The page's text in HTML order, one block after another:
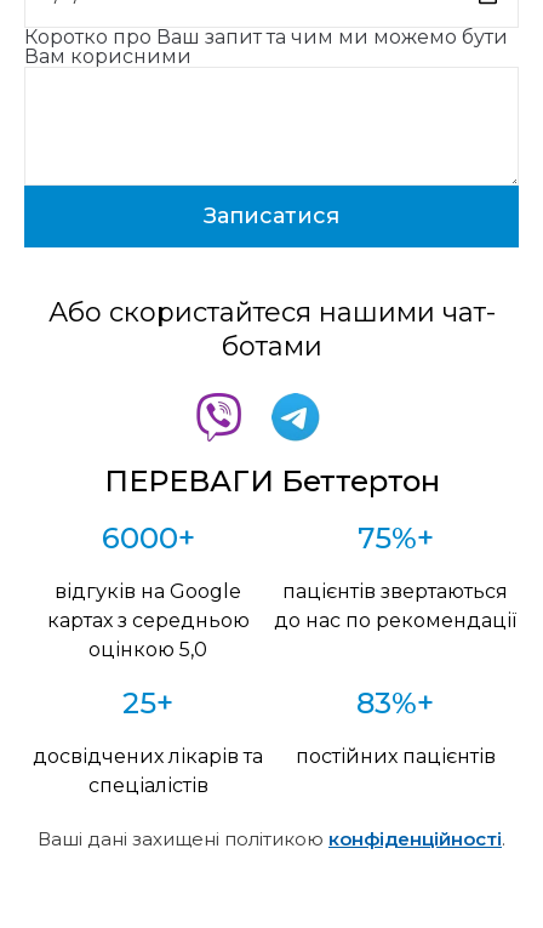
Коротко про Ваш запит та чим ми можемо бути
Вам корисними
Або скористайтеся нашими чат-
ботами
ПЕРЕВАГИ Беттертон
6000+
відгуків на Google
картах з середньою
оцінкою 5,0
75%+
пацієнтів звертаються
до нас по рекомендації
25+
досвідчених лікарів та
спеціалістів
83%+
постійних пацієнтів
Ваші дані захищені політикою конфіденційності.